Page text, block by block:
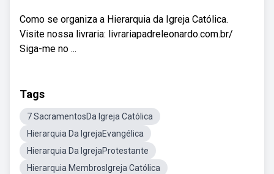
Como se organiza a Hierarquia da Igreja Católica.
Visite nossa livraria: livrariapadreleonardo.com.br/
Siga-me no ...
Tags
7 SacramentosDa Igreja Católica
Hierarquia Da IgrejaEvangélica
Hierarquia Da IgrejaProtestante
Hierarquia MembrosIgreja Católica